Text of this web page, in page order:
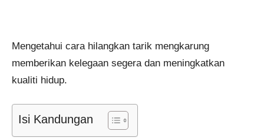
Mengetahui cara hilangkan tarik mengkarung
memberikan kelegaan segera dan meningkatkan
kualiti hidup.
Isi Kandungan